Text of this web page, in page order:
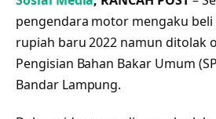
pengendara motor mengaku beli
rupiah baru 2022 namun ditolak
Pengisian Bahan Bakar Umum
Bandar Lampung.